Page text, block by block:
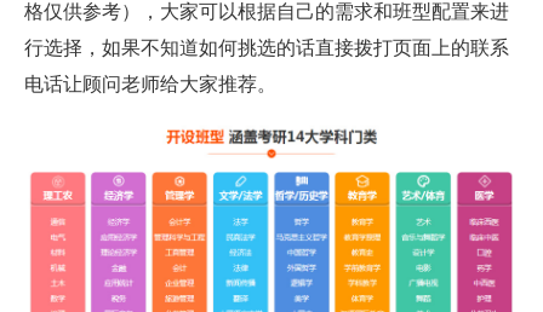
格仅供参考），大家可以根据自己的需求和班型配置来进
行选择，如果不知道如何挑选的话直接拨打页面上的联系
电话让顾问老师给大家推荐。